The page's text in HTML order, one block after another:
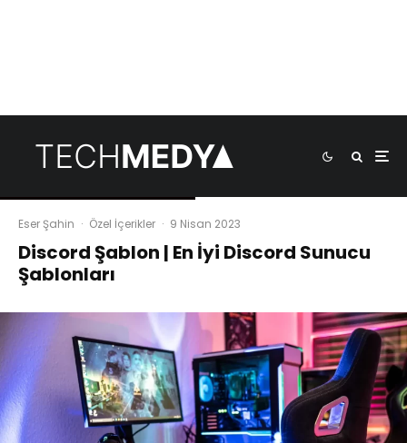
Eser Şahin · Özel İçerikler · 9 Nisan 2023
Discord Şablon | En İyi Discord Sunucu
Şablonları